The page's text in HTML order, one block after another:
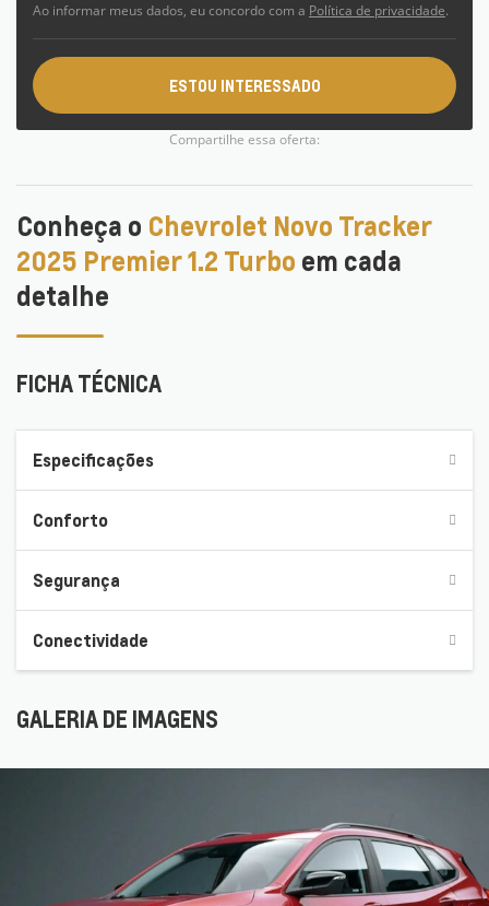
Ao informar meus dados, eu concordo com a Política de privacidade.
ESTOU INTERESSADO
Compartilhe essa oferta:
Conheça o Chevrolet Novo Tracker
2025 Premier 1.2 Turbo em cada
detalhe
FICHA TÉCNICA
Especificações
Conforto
Segurança
Conectividade
GALERIA DE IMAGENS